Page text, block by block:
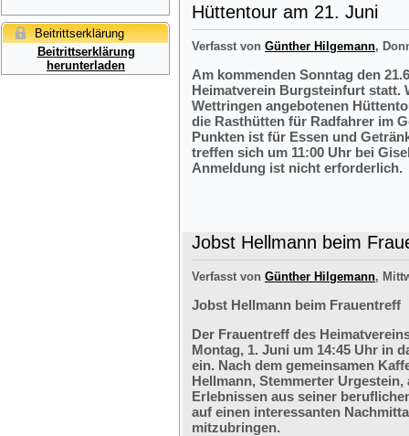
Beitrittserklärung
Beitrittserklärung
herunterladen
Hüttentour am 21. Juni
Verfasst von Günther Hilgemann,
Am kommenden Sonntag den
Heimatverein Burgsteinfurt statt.
Wettringen angebotenen
die Rasthütten für Radfahrer im
Punkten ist für Essen und
treffen sich um 11:00 Uhr bei
Anmeldung ist nicht erforderlich.
Jobst Hellmann beim
Verfasst von Günther Hilgemann,
Jobst Hellmann beim Frauentreff
Der Frauentreff des
Montag, 1. Juni um 14:45 Uhr in
ein. Nach dem gemeinsamen
Hellmann, Stemmerter
Erlebnissen aus seiner
auf einen interessanten
mitzubringen.